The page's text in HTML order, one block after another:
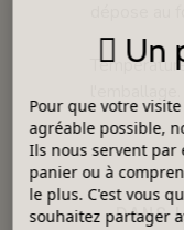
DANS
Un
Pour que votre
agréable possible,
Ils nous servent par
panier ou à
le plus. C'est vous
souhaitez partager